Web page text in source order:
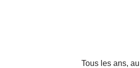
Tous les ans,